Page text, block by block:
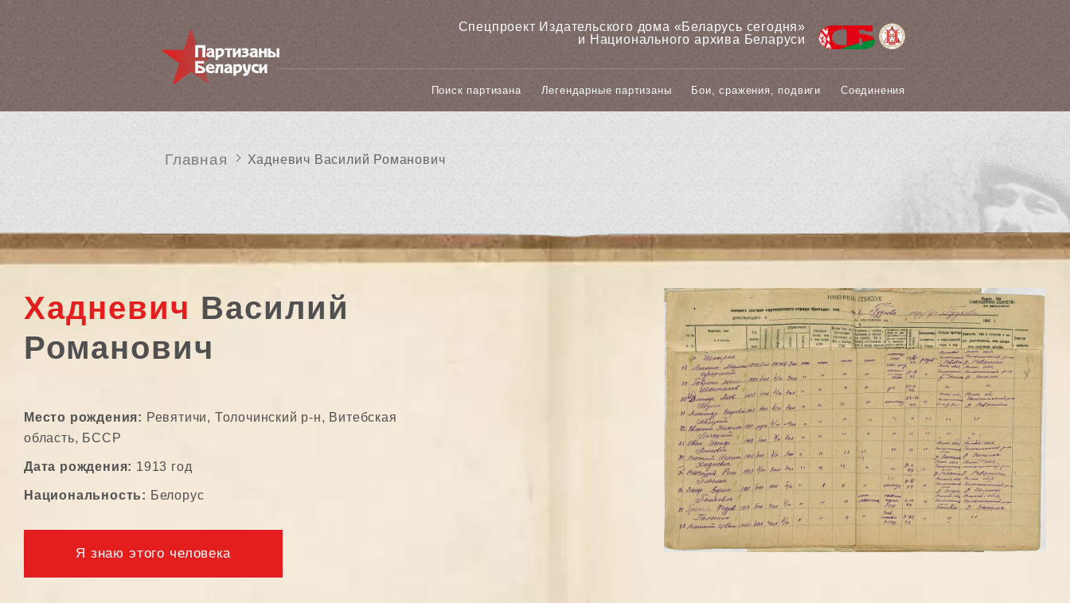
Спецпроект Издательского дома «‎Беларусь сегодня»
и Национального архива Беларуси
Поиск партизана Легендарные партизаны Бои, сражения, подвиги Соединения
Главная Хадневич Василий Романович
Хадневич Василий
Романович
Место рождения: Ревятичи, Толочинский р-н, Витебская
область, БССР
Дата рождения: 1913 год
Национальность: Белорус
Я знаю этого человека